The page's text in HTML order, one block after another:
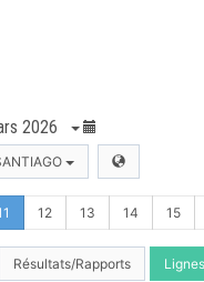
2026
12 13 14 15
Résultats/Rapports Lignes